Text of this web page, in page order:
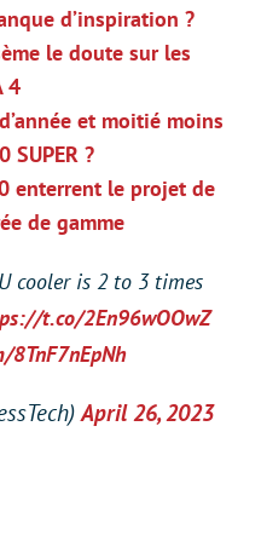
d’inspiration ?
le doute sur les
4
et moitié moins
SUPER ?
enterrent le projet de
de gamme
cooler is 2 to 3 times
t.co/2En96wOOwZ
April 26, 2023